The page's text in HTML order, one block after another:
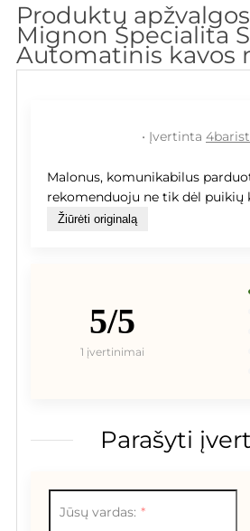
Produktų
Mignon Specialita
Automatinis kavos
• Įvertinta
Malonus, komunikabilus
rekomenduoju ne tik dėl puikių
Žiūrėti originalą
5/5
1 įvertinimai
Parašyti
Jūsų vardas: